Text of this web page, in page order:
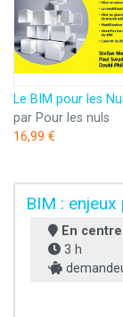
Le BIM pour les
par Pour les nuls
16,99 €
BIM :
En centre
3 h